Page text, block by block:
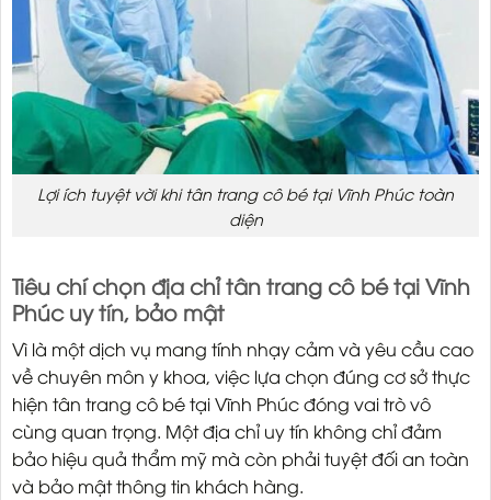
Lợi ích tuyệt vời khi tân trang cô bé tại Vĩnh Phúc toàn
diện
Tiêu chí chọn địa chỉ tân trang cô bé tại Vĩnh
Phúc uy tín, bảo mật
Vì là một dịch vụ mang tính nhạy cảm và yêu cầu cao
về chuyên môn y khoa, việc lựa chọn đúng cơ sở thực
hiện tân trang cô bé tại Vĩnh Phúc đóng vai trò vô
cùng quan trọng. Một địa chỉ uy tín không chỉ đảm
bảo hiệu quả thẩm mỹ mà còn phải tuyệt đối an toàn
và bảo mật thông tin khách hàng.